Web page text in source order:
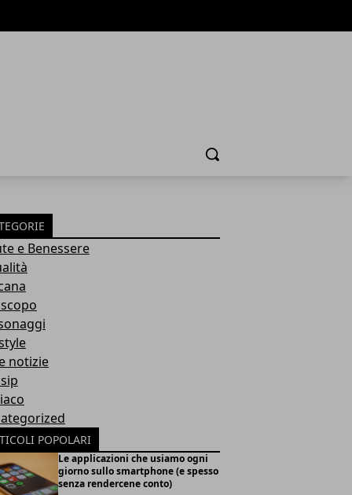
Cerca
e Benessere
notizie
POPOLARI
Le applicazioni che usiamo ogni
giorno sullo smartphone (e spesso
senza rendercene conto)